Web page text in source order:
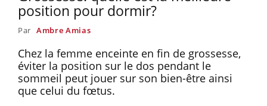
position pour dormir?
Par Ambre Amias
Chez la femme enceinte en fin de grossesse,
éviter la position sur le dos pendant le
sommeil peut jouer sur son bien-être ainsi
que celui du fœtus.